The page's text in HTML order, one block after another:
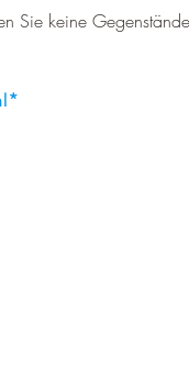
Sie keine Gegenstände